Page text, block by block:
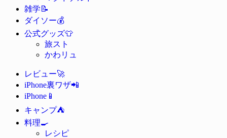
雑学📝
ダイソー💰
公式グッズ👕
旅スト
かわリュ
レビュー🚀
iPhone裏ワザ📲
iPhone 📱
キャンプ⛺
料理🍳
レシピ